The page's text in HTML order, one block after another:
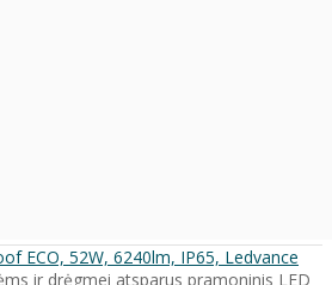
ECO, 52W, 6240lm, IP65, Ledvance
ir drėgmei atsparus pramoninis LED